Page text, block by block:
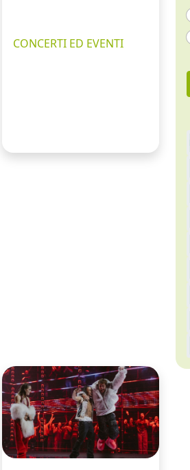
CONCERTI ED EVENTI